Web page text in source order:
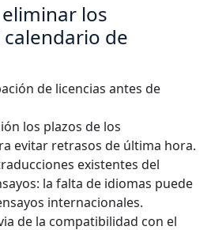
los
de
de licencias antes de
los plazos de los
evitar retrasos de última hora.
existentes del
la falta de idiomas puede
internacionales.
de la compatibilidad con el